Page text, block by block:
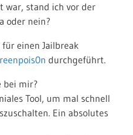
war, stand ich vor der
oder nein?
einen Jailbreak
durchgeführt.
bei mir?
Tool, um mal schnell
Ein absolutes